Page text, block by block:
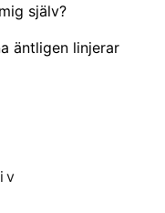
själv?
äntligen linjerar